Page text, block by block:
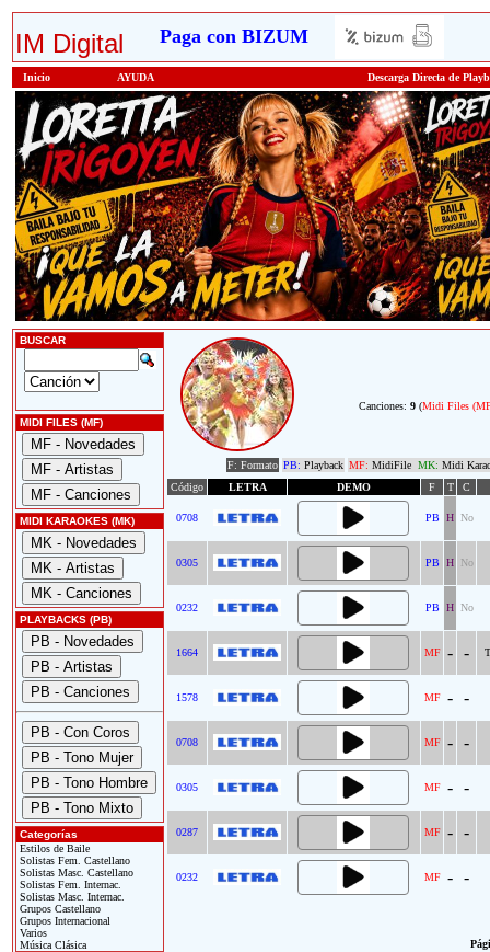
IM Digital Paga con BIZUM
Inicio AYUDA Descarga Directa de
BUSCAR
MIDI FILES (MF)
MIDI KARAOKES (MK)
PLAYBACKS (PB)
Categorías
Estilos de Baile
Solistas Fem. Castellano
Solistas Masc. Castellano
Solistas Fem. Internac.
Solistas Masc. Internac.
Grupos Castellano
Grupos Internacional
Varios
Música Clásica
Canciones: 9 (Midi Files
F: Formato PB: Playback MF: MidiFile MK: Midi
Código
LETRA DEMO F T C
0708 PB H No
0305 PB H No
0232 PB H No
1664 MF - -
1578 MF - -
0708 MF - -
0305 MF - -
0287 MF - -
0232 MF - -